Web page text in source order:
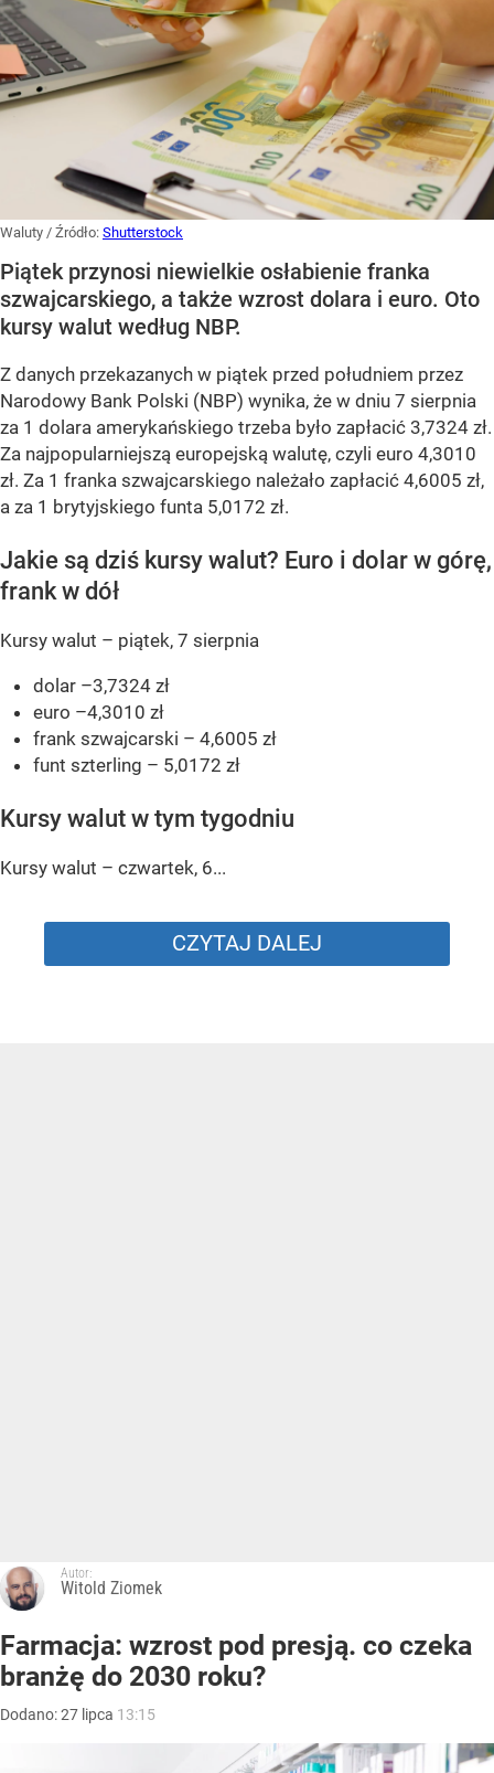
Waluty / Źródło: Shutterstock
Piątek przynosi niewielkie osłabienie franka
szwajcarskiego, a także wzrost dolara i euro. Oto
kursy walut według NBP.
Z danych przekazanych w piątek przed południem przez
Narodowy Bank Polski (NBP) wynika, że w dniu 7 sierpnia
za 1 dolara amerykańskiego trzeba było zapłacić 3,7324 zł.
Za najpopularniejszą europejską walutę, czyli euro 4,3010
zł. Za 1 franka szwajcarskiego należało zapłacić 4,6005 zł,
a za 1 brytyjskiego funta 5,0172 zł.
Jakie są dziś kursy walut? Euro i dolar w górę,
frank w dół
Kursy walut – piątek, 7 sierpnia
dolar –3,7324 zł
euro –4,3010 zł
frank szwajcarski – 4,6005 zł
funt szterling – 5,0172 zł
Kursy walut w tym tygodniu
Kursy walut – czwartek, 6...
CZYTAJ DALEJ
Autor:
Witold Ziomek
Farmacja: wzrost pod presją. co czeka
branżę do 2030 roku?
Dodano:27 lipca 13:15